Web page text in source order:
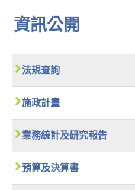
資訊公開
法規查詢
施政計畫
業務統計及研究報告
預算及決算書